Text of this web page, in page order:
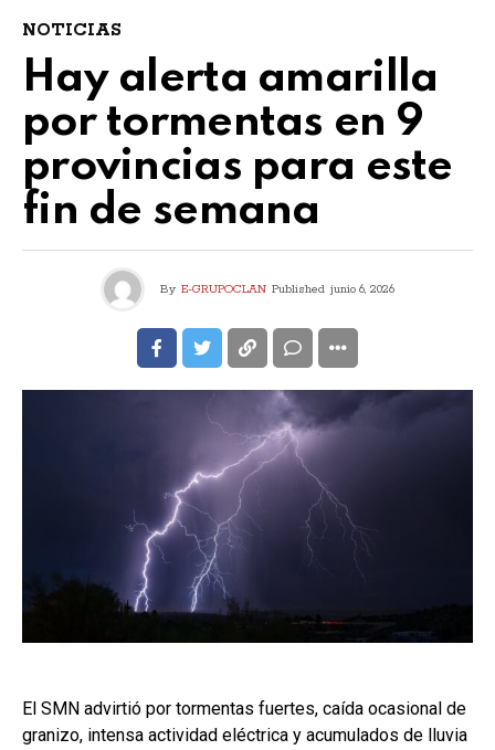
NOTICIAS
Hay alerta amarilla
por tormentas en 9
provincias para este
fin de semana
By E-GRUPOCLAN Published junio 6, 2026
El SMN advirtió por tormentas fuertes, caída ocasional de
granizo, intensa actividad eléctrica y acumulados de lluvia